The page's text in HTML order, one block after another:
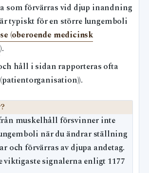
som förvärras vid djup inandning
typiskt för en större lungemboli
(oberoende medicinsk
).
håll i sidan rapporteras ofta
muskelhåll försvinner inte
när du ändrar ställning
och förvärras av djupa andetag.
viktigaste signalerna enligt 1177